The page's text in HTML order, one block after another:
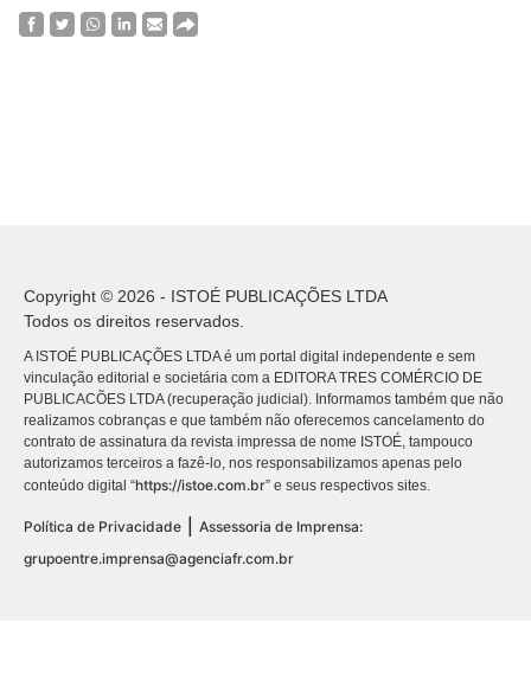
Copyright © 2026 - ISTOÉ PUBLICAÇÕES LTDA
Todos os direitos reservados.
A ISTOÉ PUBLICAÇÕES LTDA é um portal digital independente e sem
vinculação editorial e societária com a EDITORA TRES COMÉRCIO DE
PUBLICACÕES LTDA (recuperação judicial). Informamos também que não
realizamos cobranças e que também não oferecemos cancelamento do
contrato de assinatura da revista impressa de nome ISTOÉ, tampouco
autorizamos terceiros a fazê-lo, nos responsabilizamos apenas pelo
conteúdo digital “https://istoe.com.br” e seus respectivos sites.
Política de Privacidade
Assessoria de Imprensa:
grupoentre.imprensa@agenciafr.com.br